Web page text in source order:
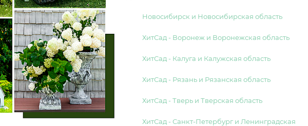
Новосибирск и Новосибирская область
ХитСад - Воронеж и Воронежская область
ХитСад - Калуга и Калужская область
ХитСад - Рязань и Рязанская область
ХитСад - Тверь и Тверская область
ХитСад - Санкт-Петербург и Ленинградская